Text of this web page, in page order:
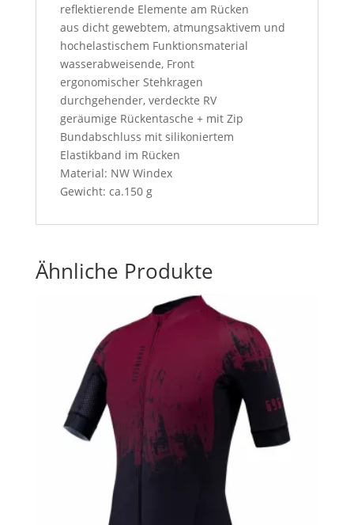
reflektierende Elemente am Rücken
aus dicht gewebtem, atmungsaktivem und
hochelastischem Funktionsmaterial
wasserabweisende, Front
ergonomischer Stehkragen
durchgehender, verdeckte RV
geräumige Rückentasche + mit Zip
Bundabschluss mit silikoniertem
Elastikband im Rücken
Material: NW Windex
Gewicht: ca.150 g
Ähnliche Produkte